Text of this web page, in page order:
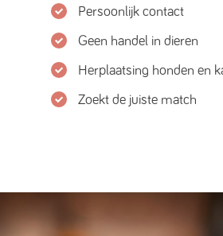
Persoonlijk contact
Geen handel in dieren
Herplaatsing honden en
Zoekt de juiste match